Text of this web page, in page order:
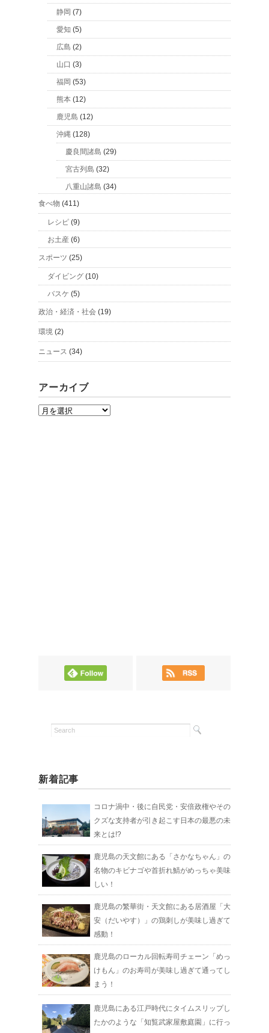
静岡 (7)
愛知 (5)
広島 (2)
山口 (3)
福岡 (53)
熊本 (12)
鹿児島 (12)
沖縄 (128)
慶良間諸島 (29)
宮古列島 (32)
八重山諸島 (34)
食べ物 (411)
レシピ (9)
お土産 (6)
スポーツ (25)
ダイビング (10)
バスケ (5)
政治・経済・社会 (19)
環境 (2)
ニュース (34)
アーカイブ
ア
新着記事
コロナ渦中・後に自民党・安倍政権やその
クズな支持者が引き起こす日本の最悪の未
来とは!?
鹿児島の天文館にある「さかなちゃん」の
名物のキビナゴや首折れ鯖がめっちゃ美味
しい！
鹿児島の繁華街・天文館にある居酒屋「大
安（だいやす）」の鶏刺しが美味し過ぎて
感動！
鹿児島のローカル回転寿司チェーン「めっ
けもん」のお寿司が美味し過ぎて通ってし
まう！
鹿児島にある江戸時代にタイムスリップし
たかのような「知覧武家屋敷庭園」に行っ